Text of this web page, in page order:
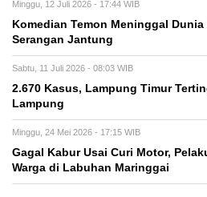
Minggu, 12 Juli 2026 - 17:44 WIB
Komedian Temon Meninggal
Serangan Jantung
Sabtu, 11 Juli 2026 - 08:03 WIB
2.670 Kasus, Lampung Timur
Lampung
Minggu, 24 Mei 2026 - 17:15 WIB
Gagal Kabur Usai Curi Motor,
Warga di Labuhan Maringgai